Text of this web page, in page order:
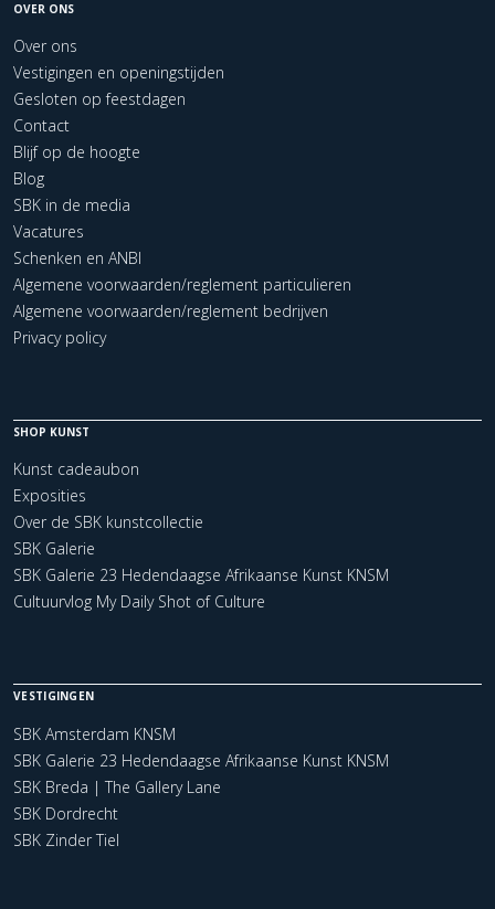
OVER ONS
Over ons
Vestigingen en openingstijden
Gesloten op feestdagen
Contact
Blijf op de hoogte
Blog
SBK in de media
Vacatures
Schenken en ANBI
Algemene voorwaarden/reglement particulieren
Algemene voorwaarden/reglement bedrijven
Privacy policy
SHOP KUNST
Kunst cadeaubon
Exposities
Over de SBK kunstcollectie
SBK Galerie
SBK Galerie 23 Hedendaagse Afrikaanse Kunst KNSM
Cultuurvlog My Daily Shot of Culture
VESTIGINGEN
SBK Amsterdam KNSM
SBK Galerie 23 Hedendaagse Afrikaanse Kunst KNSM
SBK Breda | The Gallery Lane
SBK Dordrecht
SBK Zinder Tiel